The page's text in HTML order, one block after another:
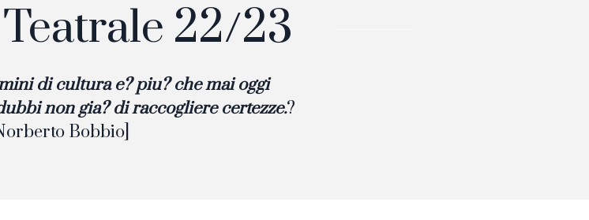
22/23
di cultura e? piu? che mai oggi
non gia? di raccogliere certezze.?
Bobbio]